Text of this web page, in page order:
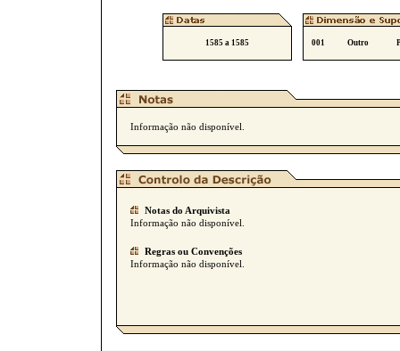
1585 a 1585 001 Outro
Informação não disponível.
Notas do Arquivista
Informação não disponível.
Regras ou Convenções
Informação não disponível.